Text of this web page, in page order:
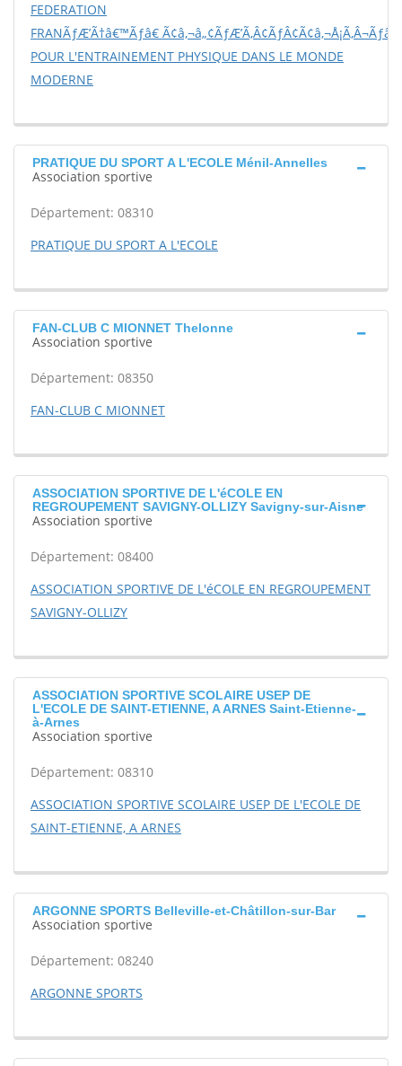
FEDERATION
FRANÃƒÆ’Ã†â€™Ãƒâ€
POUR L'ENTRAINEMENT PHYSIQUE DANS LE MONDE
MODERNE
PRATIQUE DU SPORT A L'ECOLE Ménil-Annelles
Association sportive
Département: 08310
PRATIQUE DU SPORT A L'ECOLE
FAN-CLUB C MIONNET Thelonne
Association sportive
Département: 08350
FAN-CLUB C MIONNET
ASSOCIATION SPORTIVE DE L'éCOLE EN
REGROUPEMENT SAVIGNY-OLLIZY Savigny-sur-Aisne
Association sportive
Département: 08400
ASSOCIATION SPORTIVE DE L'éCOLE EN REGROUPEMENT
SAVIGNY-OLLIZY
ASSOCIATION SPORTIVE SCOLAIRE USEP DE
L'ECOLE DE SAINT-ETIENNE, A ARNES Saint-Etienne-
à-Arnes
Association sportive
Département: 08310
ASSOCIATION SPORTIVE SCOLAIRE USEP DE L'ECOLE DE
SAINT-ETIENNE, A ARNES
ARGONNE SPORTS Belleville-et-Châtillon-sur-Bar
Association sportive
Département: 08240
ARGONNE SPORTS